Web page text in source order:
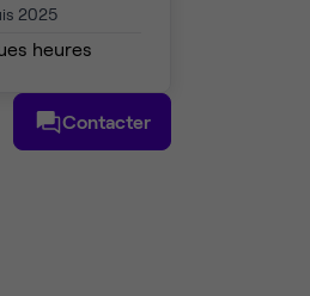
2025
heures
Contacter